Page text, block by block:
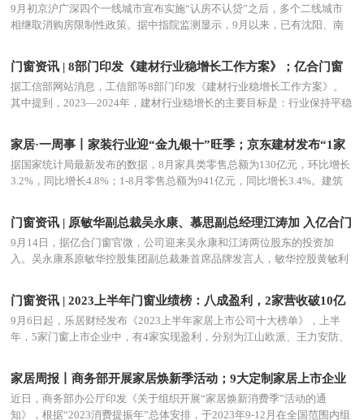
论“价格战”
9月初京沪广深四个一线城市宣布实施“认房不认贷”之后，多个二线城市
相继取消购房限制性政策。据中指院监测显示，9月以来，已有沈阳、南
全面取消限购。
门窗资讯 | 8部门印发《建材行业稳增长工作方案》；亿合门窗
欲借十五周年庆放大招 门窗行业格局或生变
据工信部网站消息，工信部等8部门印发《建材行业稳增长工作方案》。
其中提到，2023—2024年，建材行业稳增长的主要目标是：行业保持平稳
色建材、矿物功能材料、无机非金属新材料等规上企业营业收入年均增长
10%…
家居·一周事丨家装行业迎“金九银十”旺季；京东建材发布“1家
1”计划
据国家统计局最新发布的数据，8月家具类零售总额为130亿元，环比增长
3.2%，同比增长4.8%；1-8月零售总额为941亿元，同比增长3.4%。建筑
11.4%；1-8月零售总额为982亿元，同比下降7.8%。
门窗资讯 | 原敏华副总裁吴永康、慕思副总经理江涛加 入亿合门
窗；8月建材家居卖场销售额环比上涨4.39%
9月14日，据亿合门窗官微，公司迎来吴永康和江涛两位股东的投资加
入。吴永康系原敏华控股集团副总裁兼首席品牌发言人，敏华控股黄敏利
股东并担任副董事长一职。
门窗资讯 | 2023上半年门窗业绩榜：八成盈利，2家营收破10亿
元；木门、门窗收入连降，好莱客跌落“定制腰部”
9月6日起，乐居财经发布《2023上半年家居上市公司十大榜单》，上半
年，5家门窗上市企业中，有4家实现盈利，分别为江山欧派、王力安防、
元，以487.28%的增速冲到榜首；紧随其后的是森鹰窗业、江山欧派，增
幅分别…
家居周报丨商务部开展家居焕新季活动；9大定制家居上市企业
财报披露
近日，商务部办公厅印发《关于组织开展“家居焕新消费季”活动的通
知》，根据“2023消费提振年”总体安排，于2023年9-12月在全国范围内组